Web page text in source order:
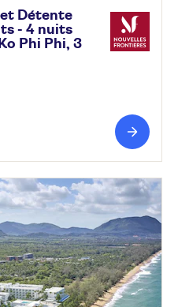
Détente
- 4 nuits
Phi Phi, 3